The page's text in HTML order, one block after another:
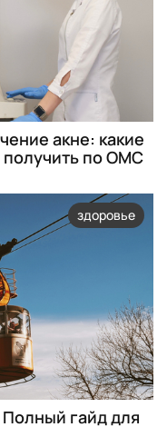
акне: какие
по ОМС
здоровье
Полный гайд для